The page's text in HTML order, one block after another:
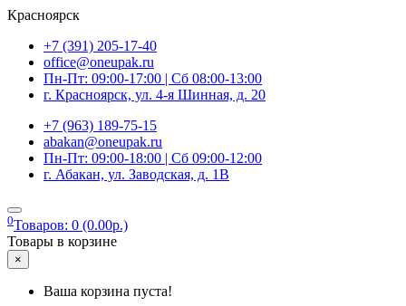
Красноярск
+7 (391) 205-17-40
office@oneupak.ru
Пн-Пт: 09:00-17:00 | Сб 08:00-13:00
г. Красноярск, ул. 4-я Шинная, д. 20
+7 (963) 189-75-15
abakan@oneupak.ru
Пн-Пт: 09:00-18:00 | Сб 09:00-12:00
г. Абакан, ул. Заводская, д. 1В
0Товаров: 0 (0.00р.)
Товары в корзине
×
Ваша корзина пуста!